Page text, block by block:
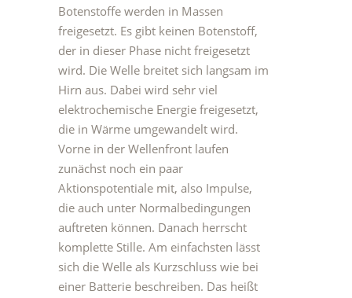
Botenstoffe werden in Massen
freigesetzt. Es gibt keinen Botenstoff,
der in dieser Phase nicht freigesetzt
wird. Die Welle breitet sich langsam im
Hirn aus. Dabei wird sehr viel
elektrochemische Energie freigesetzt,
die in Wärme umgewandelt wird.
Vorne in der Wellenfront laufen
zunächst noch ein paar
Aktionspotentiale mit, also Impulse,
die auch unter Normalbedingungen
auftreten können. Danach herrscht
komplette Stille. Am einfachsten lässt
sich die Welle als Kurzschluss wie bei
einer Batterie beschreiben. Das heißt